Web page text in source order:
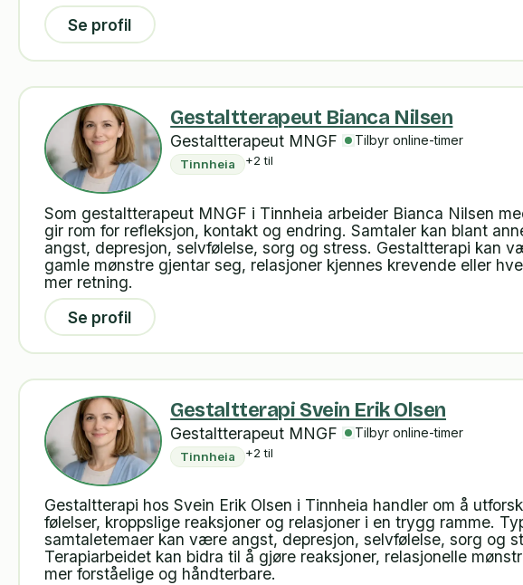
Se profil
Gestaltterapeut Bianca Nilsen
Gestaltterapeut MNGF Tilbyr online-timer
Tinnheia +2 til
Som gestaltterapeut MNGF i Tinnheia arbeider Bianca Nilsen
gir rom for refleksjon, kontakt og endring. Samtaler kan blant
angst, depresjon, selvfølelse, sorg og stress. Gestaltterapi kan
gamle mønstre gjentar seg, relasjoner kjennes krevende eller
mer retning.
Se profil
Gestaltterapi Svein Erik Olsen
Gestaltterapeut MNGF Tilbyr online-timer
Tinnheia +2 til
Gestaltterapi hos Svein Erik Olsen i Tinnheia handler om å
følelser, kroppslige reaksjoner og relasjoner i en trygg ramme.
samtaletemaer kan være angst, depresjon, selvfølelse, sorg og
Terapiarbeidet kan bidra til å gjøre reaksjoner, relasjonelle
mer forståelige og håndterbare.